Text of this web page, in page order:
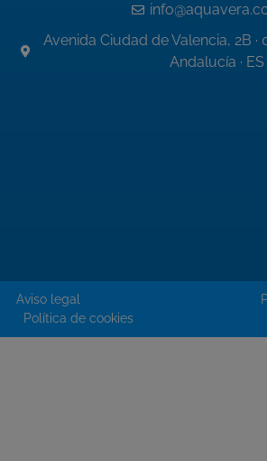
Avenida Ciudad de Valencia, 2B ·
Andalucía · ES
Aviso legal
Política de cookies